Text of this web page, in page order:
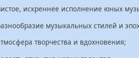
искреннее исполнение юных
музыкальных стилей и
творчества и вдохновения;